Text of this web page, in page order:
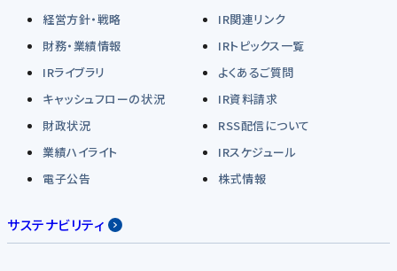
経営方針・戦略
IR関連リンク
財務・業績情報
IRトピックス一覧
IRライブラリ
よくあるご質問
キャッシュフローの状況
IR資料請求
財政状況
RSS配信について
業績ハイライト
IRスケジュール
電子公告
株式情報
サステナビリティ